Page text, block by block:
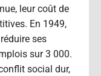
leur coût de
En 1949,
ses
sur 3 000.
social dur,